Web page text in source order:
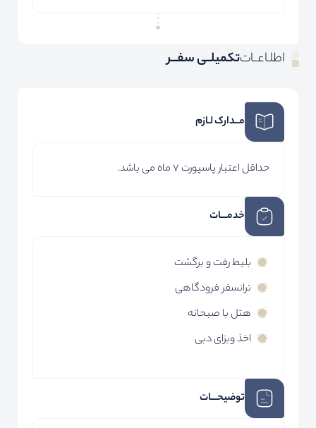
اطلـاعــاتتکمیلــی سفـــر
مــدارک لـازم
حداقل اعتبار پاسپورت 7 ماه می باشد.
خدمـــات
بلیط رفت و برگشت
ترانسفر فرودگاهی
هتل با صبحانه
اخذ ویزای دبی
توضیحـــات